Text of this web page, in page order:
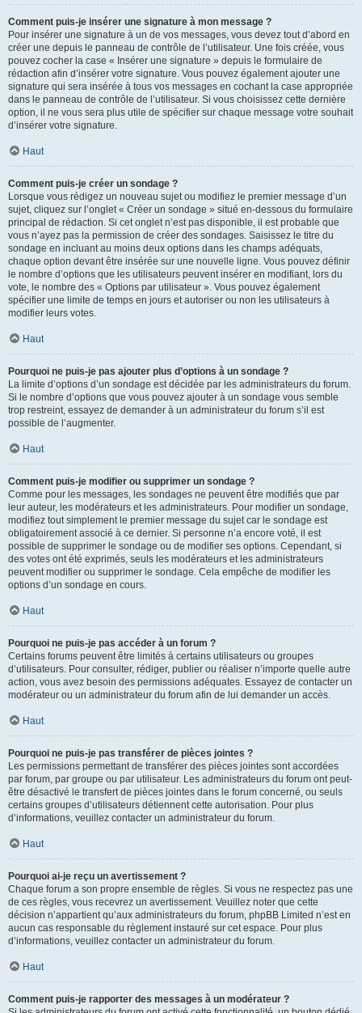
Comment puis-je insérer une signature à mon message ?
Pour insérer une signature à un de vos messages, vous devez tout d’abord en
créer une depuis le panneau de contrôle de l’utilisateur. Une fois créée, vous
pouvez cocher la case « Insérer une signature » depuis le formulaire de
rédaction afin d’insérer votre signature. Vous pouvez également ajouter une
signature qui sera insérée à tous vos messages en cochant la case appropriée
dans le panneau de contrôle de l’utilisateur. Si vous choisissez cette dernière
option, il ne vous sera plus utile de spécifier sur chaque message votre souhait
d’insérer votre signature.
Haut
Comment puis-je créer un sondage ?
Lorsque vous rédigez un nouveau sujet ou modifiez le premier message d’un
sujet, cliquez sur l’onglet « Créer un sondage » situé en-dessous du formulaire
principal de rédaction. Si cet onglet n’est pas disponible, il est probable que
vous n’ayez pas la permission de créer des sondages. Saisissez le titre du
sondage en incluant au moins deux options dans les champs adéquats,
chaque option devant être insérée sur une nouvelle ligne. Vous pouvez définir
le nombre d’options que les utilisateurs peuvent insérer en modifiant, lors du
vote, le nombre des « Options par utilisateur ». Vous pouvez également
spécifier une limite de temps en jours et autoriser ou non les utilisateurs à
modifier leurs votes.
Haut
Pourquoi ne puis-je pas ajouter plus d’options à un sondage ?
La limite d’options d’un sondage est décidée par les administrateurs du forum.
Si le nombre d’options que vous pouvez ajouter à un sondage vous semble
trop restreint, essayez de demander à un administrateur du forum s’il est
possible de l’augmenter.
Haut
Comment puis-je modifier ou supprimer un sondage ?
Comme pour les messages, les sondages ne peuvent être modifiés que par
leur auteur, les modérateurs et les administrateurs. Pour modifier un sondage,
modifiez tout simplement le premier message du sujet car le sondage est
obligatoirement associé à ce dernier. Si personne n’a encore voté, il est
possible de supprimer le sondage ou de modifier ses options. Cependant, si
des votes ont été exprimés, seuls les modérateurs et les administrateurs
peuvent modifier ou supprimer le sondage. Cela empêche de modifier les
options d’un sondage en cours.
Haut
Pourquoi ne puis-je pas accéder à un forum ?
Certains forums peuvent être limités à certains utilisateurs ou groupes
d’utilisateurs. Pour consulter, rédiger, publier ou réaliser n’importe quelle autre
action, vous avez besoin des permissions adéquates. Essayez de contacter un
modérateur ou un administrateur du forum afin de lui demander un accès.
Haut
Pourquoi ne puis-je pas transférer de pièces jointes ?
Les permissions permettant de transférer des pièces jointes sont accordées
par forum, par groupe ou par utilisateur. Les administrateurs du forum ont peut-
être désactivé le transfert de pièces jointes dans le forum concerné, ou seuls
certains groupes d’utilisateurs détiennent cette autorisation. Pour plus
d’informations, veuillez contacter un administrateur du forum.
Haut
Pourquoi ai-je reçu un avertissement ?
Chaque forum a son propre ensemble de règles. Si vous ne respectez pas une
de ces règles, vous recevrez un avertissement. Veuillez noter que cette
décision n’appartient qu’aux administrateurs du forum, phpBB Limited n’est en
aucun cas responsable du règlement instauré sur cet espace. Pour plus
d’informations, veuillez contacter un administrateur du forum.
Haut
Comment puis-je rapporter des messages à un modérateur ?